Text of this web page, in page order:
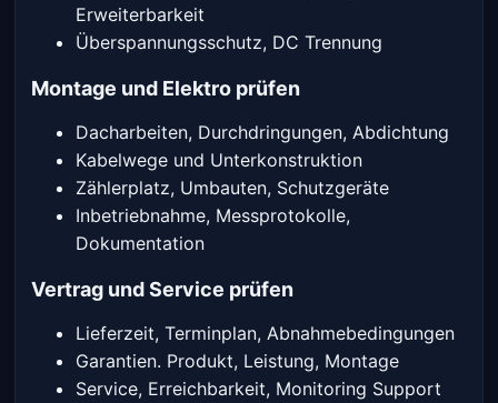
Erweiterbarkeit
Überspannungsschutz, DC Trennung
Montage und Elektro prüfen
Dacharbeiten, Durchdringungen, Abdichtung
Kabelwege und Unterkonstruktion
Zählerplatz, Umbauten, Schutzgeräte
Inbetriebnahme, Messprotokolle,
Dokumentation
Vertrag und Service prüfen
Lieferzeit, Terminplan, Abnahmebedingungen
Garantien. Produkt, Leistung, Montage
Service, Erreichbarkeit, Monitoring Support